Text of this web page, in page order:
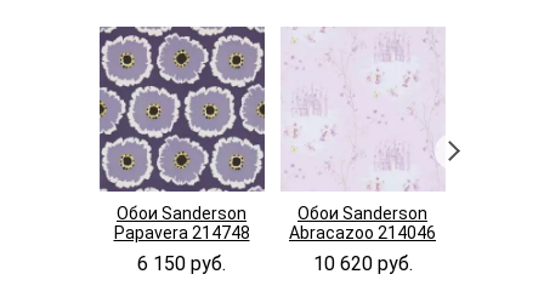
Обои Sanderson
Papavera 214748
6 150 руб.
Обои Sanderson
Abracazoo 214046
10 620 руб.